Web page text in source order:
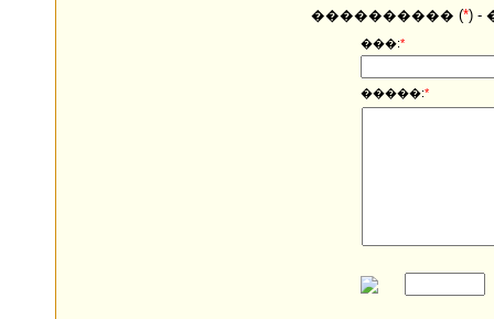
���������� (*)
���:*
�����:*